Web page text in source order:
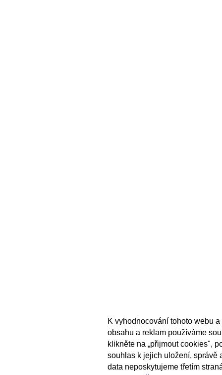
K vyhodnocování tohoto webu
obsahu a reklam používáme
klikněte na „přijmout cookies",
souhlas k jejich uložení, správě
data neposkytujeme třetím